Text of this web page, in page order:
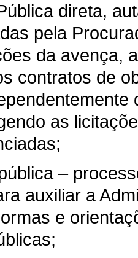
direta,
pela
da avença,
contratos de
as
–
auxiliar a
e